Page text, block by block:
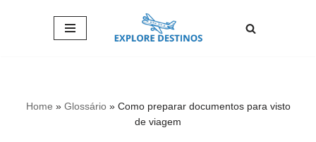
Home » Glossário» Como preparar documentos para visto
de viagem